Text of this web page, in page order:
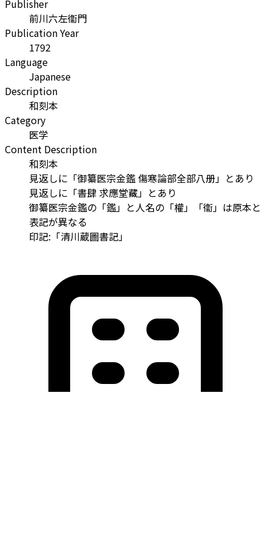
Publisher
前川六左衞門
Publication Year
1792
Language
Japanese
Description
和刻本
Category
医学
Content Description
和刻本
見返しに「御纂医宗金鑑 傷寒論部全部八册」とあり
見返しに「書肆 求應堂藏」とあり
御纂医宗金鑑の「鑑」と人名の「權」「衞」は原本と
表記が異なる
印記:「清川蔵圖書記」